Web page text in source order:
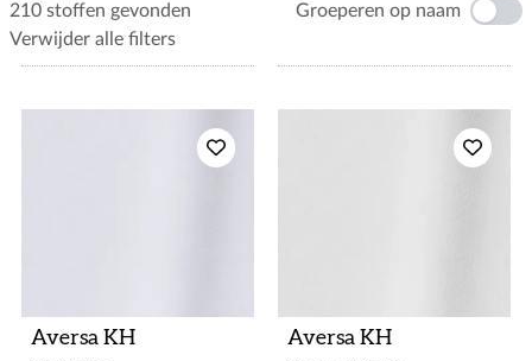
210 stoffen gevonden
Groeperen op naam
Verwijder alle filters
Aversa KH Aversa KH